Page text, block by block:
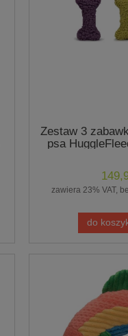
sierść - Coat Stimulant
- marki Fraser
do koszyka
Zestaw 3
psa
zawiera 23% VAT,
do